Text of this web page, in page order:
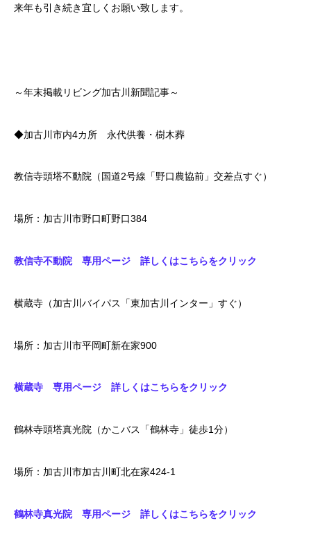
来年も引き続き宜しくお願い致します。
～年末掲載リビング加古川新聞記事～
◆加古川市内4カ所 永代供養・樹木葬
教信寺頭塔不動院（国道2号線「野口農協前」交差点すぐ）
場所：加古川市野口町野口384
教信寺不動院 専用ページ 詳しくはこちらをクリック
横蔵寺（加古川バイパス「東加古川インター」すぐ）
場所：加古川市平岡町新在家900
横蔵寺 専用ページ 詳しくはこちらをクリック
鶴林寺頭塔真光院（かこバス「鶴林寺」徒歩1分）
場所：加古川市加古川町北在家424-1
鶴林寺真光院 専用ページ 詳しくはこちらをクリック